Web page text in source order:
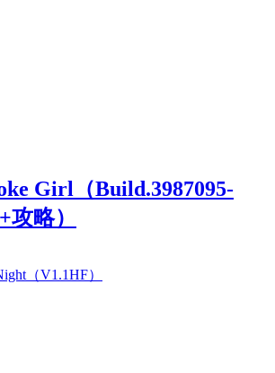
Girl（Build.3987095-
略）